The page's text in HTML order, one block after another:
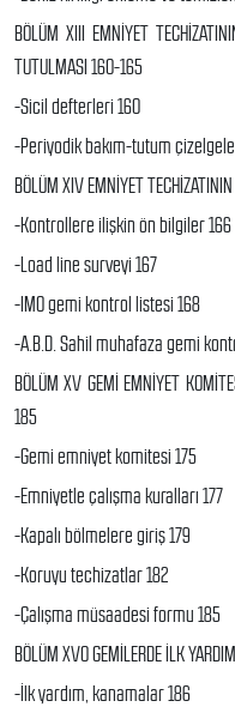
BÖLÜM XIII EMNİYET
TUTULMASI 160-165
-Sicil defterleri 160
-Periyodik bakım-tutum
BÖLÜM XIV EMNİYET
-Kontrollere ilişkin ön bilgiler 166
-Load line surveyi 167
-IMO gemi kontrol listesi 168
-A.B.D. Sahil muhafaza gemi
BÖLÜM XV GEMİ EMNİYET
185
-Gemi emniyet komitesi 175
-Emniyetle çalışma kuralları 177
-Kapalı bölmelere giriş 179
-Koruyu techizatlar 182
-Çalışma müsaadesi formu 185
BÖLÜM XVO GEMİLERDE İLK
-İlk yardım, kanamalar 186